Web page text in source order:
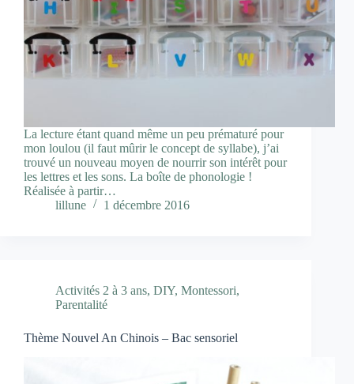
La lecture étant quand même un peu prématuré pour
mon loulou (il faut mûrir le concept de syllabe), j’ai
trouvé un nouveau moyen de nourrir son intérêt pour
les lettres et les sons. La boîte de phonologie !
Réalisée à partir…
lillune
1 décembre 2016
Activités 2 à 3 ans, DIY, Montessori,
Parentalité
Thème Nouvel An Chinois – Bac sensoriel